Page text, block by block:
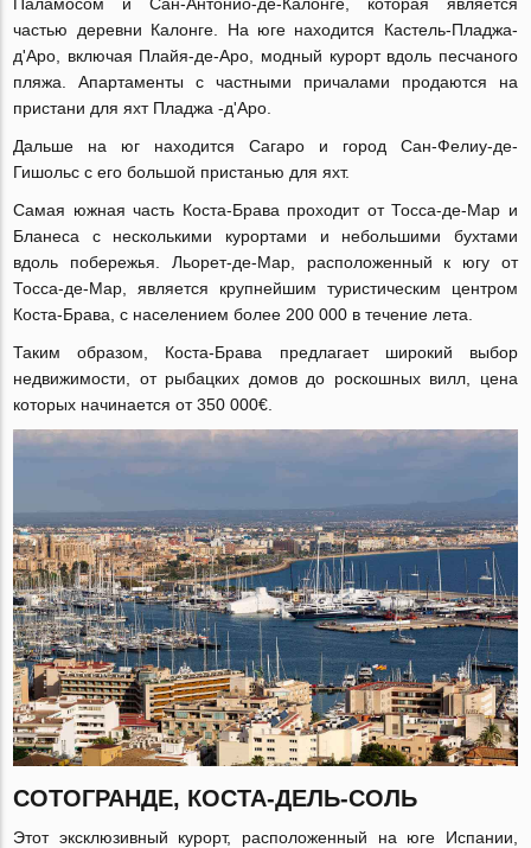
частью деревни Калонге. На юге находится Кастель-Пладжа-
д'Аро, включая Плайя-де-Аро, модный курорт вдоль песчаного
пляжа. Апартаменты с частными причалами продаются на
пристани для яхт Пладжа -д'Аро.
Дальше на юг находится Сагаро и город Сан-Фелиу-де-
Гишольс с его большой пристанью для яхт.
Самая южная часть Коста-Брава проходит от Тосса-де-Мар и
Бланеса с несколькими курортами и небольшими бухтами
вдоль побережья. Льорет-де-Мар, расположенный к югу от
Тосса-де-Мар, является крупнейшим туристическим центром
Коста-Брава, с населением более 200 000 в течение лета.
Таким образом, Коста-Брава предлагает широкий выбор
недвижимости, от рыбацких домов до роскошных вилл, цена
которых начинается от 350 000€.
СОТОГРАНДЕ, КОСТА-ДЕЛЬ-СОЛЬ
Этот эксклюзивный курорт, расположенный на юге Испании,